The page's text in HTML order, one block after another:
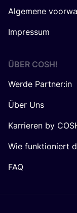
Algemene
Impressum
ÜBER COSH!
Werde Partner:in
Über Uns
Karrieren by
Wie funktioniert
FAQ